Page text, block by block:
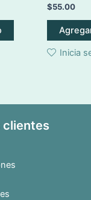
Valorado en
5.00
de 5
$55.00
Inicia
clientes